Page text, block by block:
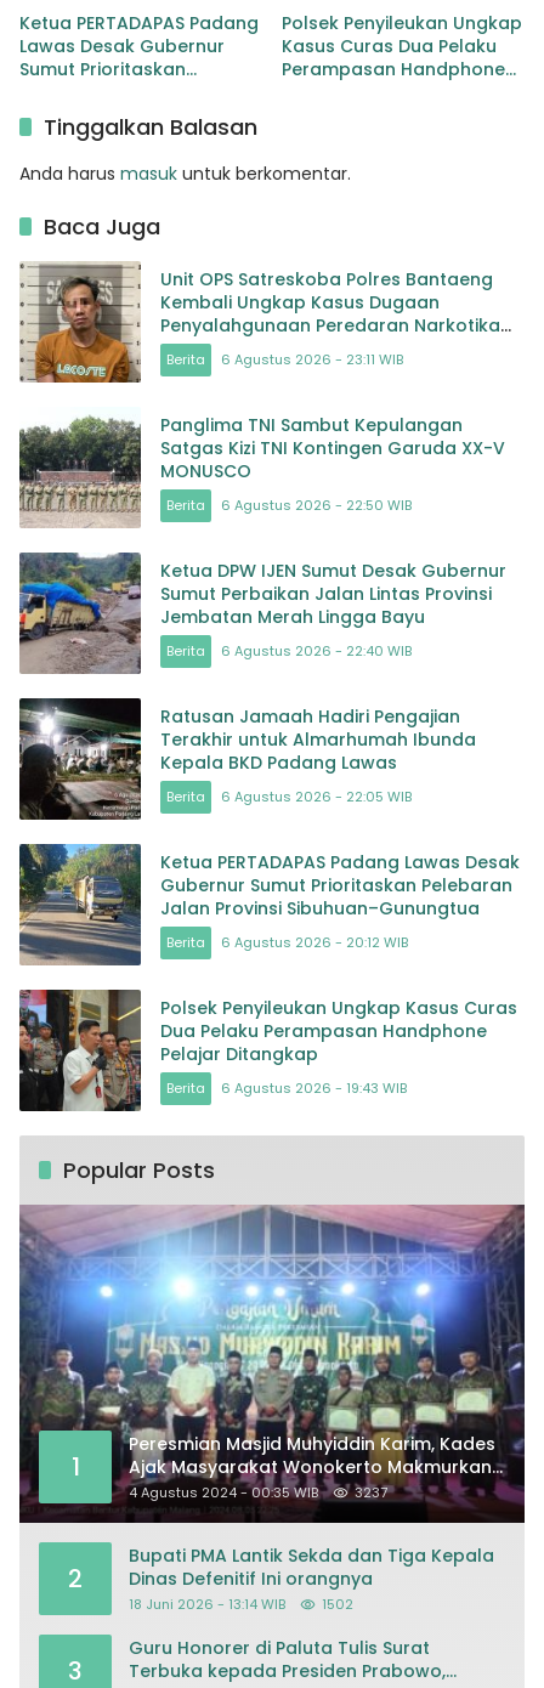
Ketua PERTADAPAS Padang
Lawas Desak Gubernur
Sumut Prioritaskan
Sibuhuan–Gunungtua
Polsek Penyileukan Ungkap
Kasus Curas Dua Pelaku
Perampasan Handphone
Tinggalkan Balasan
Anda harus masuk untuk berkomentar.
Baca Juga
Unit OPS Satreskoba Polres Bantaeng
Kembali Ungkap Kasus Dugaan
Penyalahgunaan Peredaran Narkotika
Jenis Sabu
Berita 6 Agustus 2026 - 23:11 WIB
Panglima TNI Sambut Kepulangan
Satgas Kizi TNI Kontingen Garuda XX-V
MONUSCO
Berita 6 Agustus 2026 - 22:50 WIB
Ketua DPW IJEN Sumut Desak Gubernur
Sumut Perbaikan Jalan Lintas Provinsi
Jembatan Merah Lingga Bayu
Berita 6 Agustus 2026 - 22:40 WIB
Ratusan Jamaah Hadiri Pengajian
Terakhir untuk Almarhumah Ibunda
Kepala BKD Padang Lawas
Berita 6 Agustus 2026 - 22:05 WIB
Ketua PERTADAPAS Padang Lawas Desak
Gubernur Sumut Prioritaskan Pelebaran
Jalan Provinsi Sibuhuan–Gunungtua
Berita 6 Agustus 2026 - 20:12 WIB
Polsek Penyileukan Ungkap Kasus Curas
Dua Pelaku Perampasan Handphone
Pelajar Ditangkap
Berita 6 Agustus 2026 - 19:43 WIB
Popular Posts
1
Peresmian Masjid Muhyiddin Karim, Kades
Ajak Masyarakat Wonokerto Makmurkan
Masjid
4 Agustus 2024 - 00:35 WIB 3237
2
Bupati PMA Lantik Sekda dan Tiga Kepala
Dinas Defenitif Ini orangnya
18 Juni 2026 - 13:14 WIB 1502
3
Guru Honorer di Paluta Tulis Surat
Terbuka kepada Presiden Prabowo,